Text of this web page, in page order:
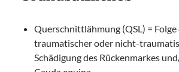
Querschnittlähmung (QSL) = Folge
traumatischer oder nicht-
Schädigung des Rückenmarkes